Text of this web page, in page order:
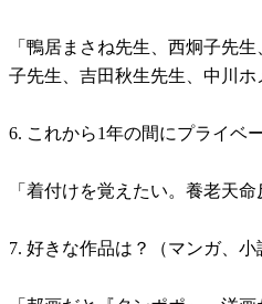
「鴨居まさね先生、西炯子先
子先生、吉田秋生先生、中川ホ
6. これから1年の間にプライベ
「着付けを覚えたい。養老天命
7. 好きな作品は？（マンガ、小